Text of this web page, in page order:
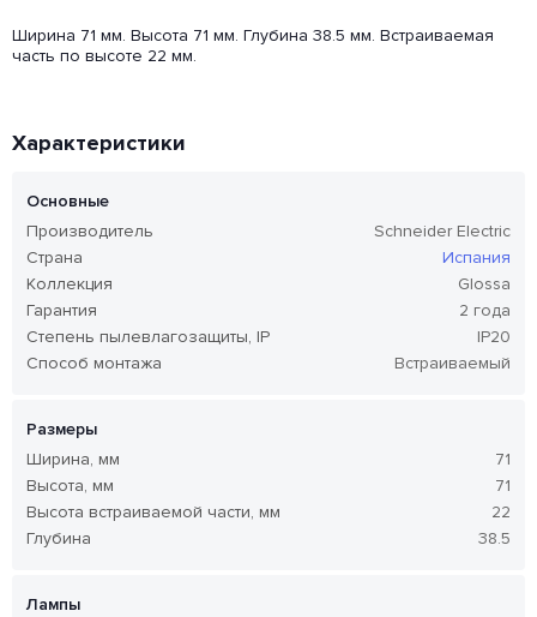
Ширина 71 мм. Высота 71 мм. Глубина 38.5 мм. Встраиваемая
часть по высоте 22 мм.
Характеристики
Основные
Производитель
Schneider Electric
Страна
Испания
Коллекция
Glossa
Гарантия
2 года
Степень пылевлагозащиты, IP
IP20
Способ монтажа
Встраиваемый
Размеры
Ширина, мм
71
Высота, мм
71
Высота встраиваемой части, мм
22
Глубина
38.5
Лампы